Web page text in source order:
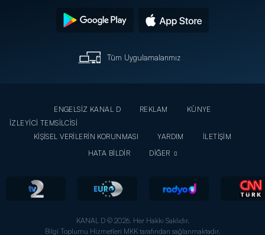
Tüm Uygulamalarımız
ENGELSİZ KANAL D REKLAM
KÜNYE
İZLEYİCİ TEMSİLCİSİ
KİŞİSEL VERİLERİN KORUNMASI
YARDIM
İLETİŞİM
HATA BİLDİR
DİĞER
KANAL D © 2026. Her Hakkı Saklıdır.
Bilgi Toplumu Hizmetleri MKK tarafından sağlanmaktadır.